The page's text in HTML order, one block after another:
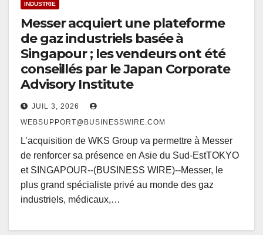
INDUSTRIE
Messer acquiert une plateforme
de gaz industriels basée à
Singapour ; les vendeurs ont été
conseillés par le Japan Corporate
Advisory Institute
JUIL 3, 2026
WEBSUPPORT@BUSINESSWIRE.COM
L’acquisition de WKS Group va permettre à Messer
de renforcer sa présence en Asie du Sud-EstTOKYO
et SINGAPOUR--(BUSINESS WIRE)--Messer, le
plus grand spécialiste privé au monde des gaz
industriels, médicaux,…